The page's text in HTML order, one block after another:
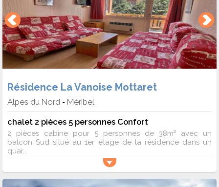
Résidence La Vanoise Mottaret
Alpes du Nord - Méribel
chalet 2 pièces 5 personnes Confort
2 pièces cabine pour 5 personnes de 38m² avec un
balcon Sud situé au 1er étage de la résidence dans un
quar...